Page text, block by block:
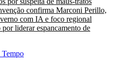
confirma Marconi Perillo,
com IA e foco regional
liderar espancamento de